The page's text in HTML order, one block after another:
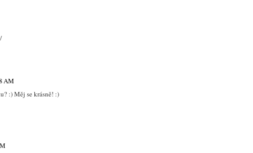
AM
:) Měj se krásně! :)